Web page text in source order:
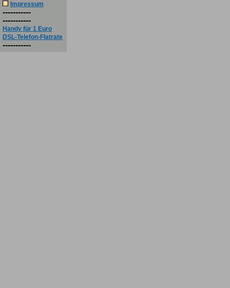
Impressum
-----------
-----------
Handy für 1 Euro
DSL-Telefon-Flatrate
-----------